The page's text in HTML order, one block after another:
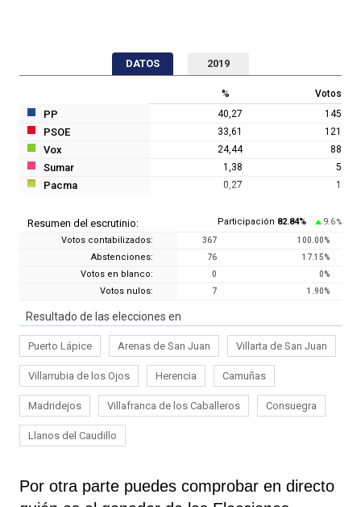
DATOS 2019
% Votos
PP 40,27 145
PSOE 33,61 121
Vox 24,44 88
Sumar 1,38 5
Pacma 0,27 1
Resumen del escrutinio: Participación 82.84% 9.6 %
Votos contabilizados: 367 100.00%
Abstenciones: 76 17.15%
Votos en blanco: 0 0%
Votos nulos: 7 1.90%
Resultado de las elecciones en
Puerto Lápice Arenas de San Juan Villarta de San Juan
Villarrubia de los Ojos Herencia Camuñas
Madridejos Villafranca de los Caballeros Consuegra
Llanos del Caudillo
Por otra parte puedes comprobar en directo